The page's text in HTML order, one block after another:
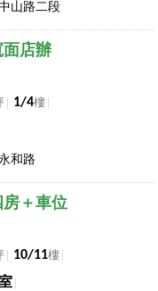
山路二段
面店辦
1/4樓
和路
＋車位
10/11樓